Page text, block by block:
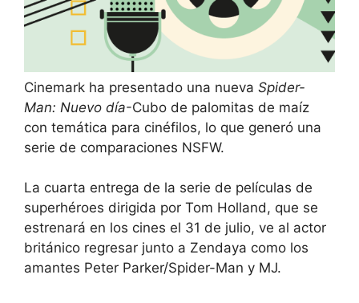
Cinemark ha presentado una nueva Spider-
Man: Nuevo día-Cubo de palomitas de maíz
con temática para cinéfilos, lo que generó una
serie de comparaciones NSFW.
La cuarta entrega de la serie de películas de
superhéroes dirigida por Tom Holland, que se
estrenará en los cines el 31 de julio, ve al actor
británico regresar junto a Zendaya como los
amantes Peter Parker/Spider-Man y MJ.